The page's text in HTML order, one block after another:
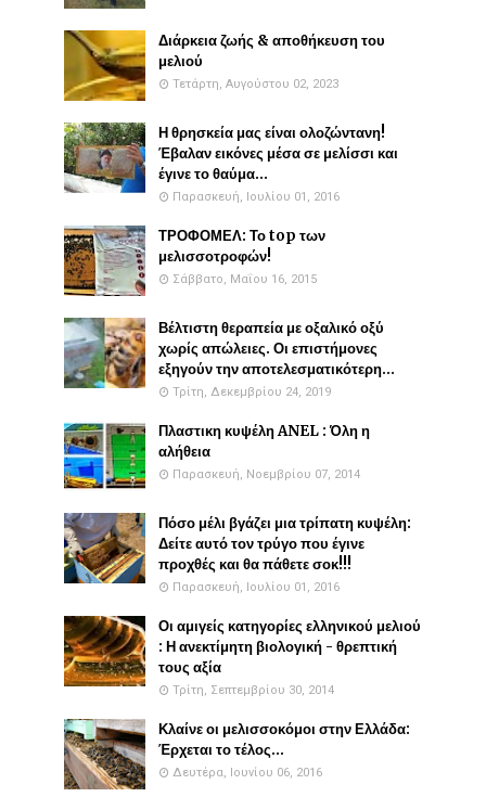
Διάρκεια ζωής & αποθήκευση του
μελιού
Τετάρτη, Αυγούστου 02, 2023
Η θρησκεία μας είναι ολοζώντανη!
Έβαλαν εικόνες μέσα σε μελίσσι και
έγινε το θαύμα...
Παρασκευή, Ιουλίου 01, 2016
ΤΡΟΦΟΜΕΛ: Το top των
μελισσοτροφών!
Σάββατο, Μαΐου 16, 2015
Βέλτιστη θεραπεία με οξαλικό οξύ
χωρίς απώλειες. Οι επιστήμονες
εξηγούν την αποτελεσματικότερη...
Τρίτη, Δεκεμβρίου 24, 2019
Πλαστικη κυψέλη ANEL : Όλη η
αλήθεια
Παρασκευή, Νοεμβρίου 07, 2014
Πόσο μέλι βγάζει μια τρίπατη κυψέλη:
Δείτε αυτό τον τρύγο που έγινε
προχθές και θα πάθετε σοκ!!!
Παρασκευή, Ιουλίου 01, 2016
Οι αμιγείς κατηγορίες ελληνικού μελιού
: Η ανεκτίμητη βιολογική - θρεπτική
τους αξία
Τρίτη, Σεπτεμβρίου 30, 2014
Κλαίνε οι μελισσοκόμοι στην Ελλάδα:
Έρχεται το τέλος...
Δευτέρα, Ιουνίου 06, 2016